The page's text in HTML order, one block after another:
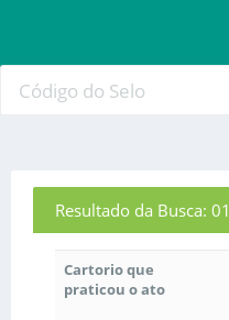
Cartorio que
praticou o ato